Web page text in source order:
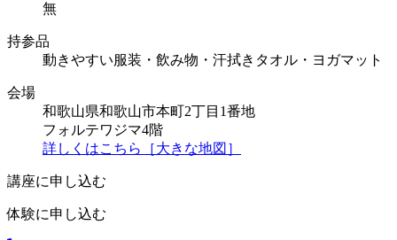
無
持参品
動きやすい服装・飲み物・汗拭きタオル・ヨガマット
会場
和歌山県和歌山市本町2丁目1番地
フォルテワジマ4階
詳しくはこちら［大きな地図］
講座に申し込む
体験に申し込む